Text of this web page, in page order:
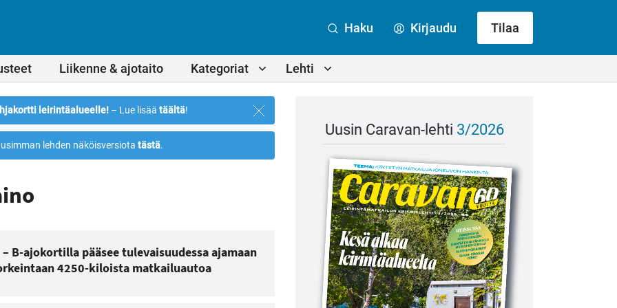
Liikenne & ajotaito Kategoriat Lehti
Haku Kirjaudu Tilaa
leirintäalueelle! – Lue lisää täältä!
Sulje
ilmoitus
lehden näköisversiota tästä.
B-ajokortilla pääsee tulevaisuudessa ajamaan
4250-kiloista matkailuautoa
Uusin Caravan-lehti 3/2026